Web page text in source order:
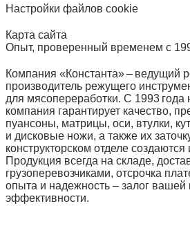
Настройки файлов cookie
Карта сайта
Опыт, проверенный временем с
Компания «Константа» – ведущий
производитель режущего
для мясопереработки. С 1993 года
компания гарантирует качество,
пуансоны, матрицы, оси, втулки,
и дисковые ножи, а также их
конструкторском отделе создаются
Продукция всегда на складе,
грузоперевозчиками, отсрочка
опыта и надежность – залог вашей
эффективности.